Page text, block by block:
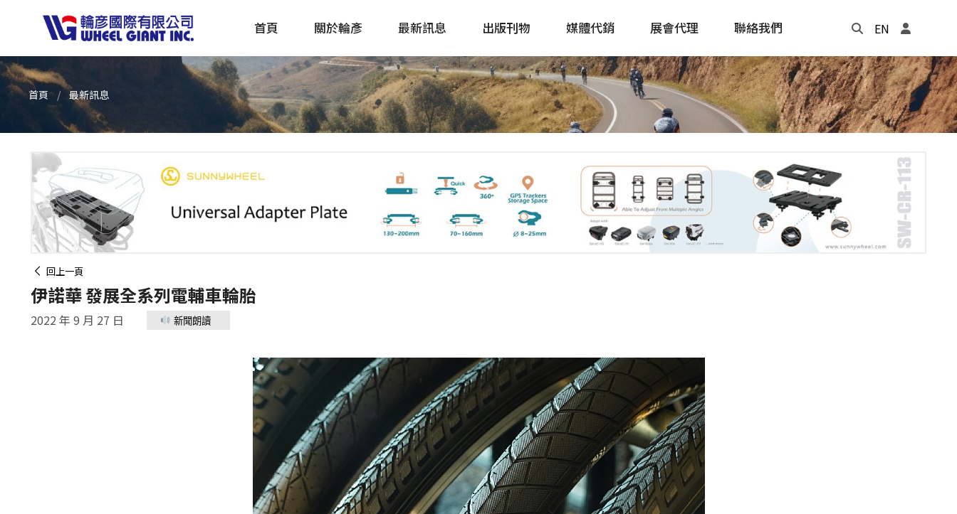
首頁 關於輪彥 最新訊息 出版刊物
產品採購指南 TBS
自行車&電動車市場快訊
Update
單車誌 Cycling Update
戶外探索 Outside
主題書籍
年度記事本
媒體代銷 展會代理 聯絡我們 EN
首頁 最新訊息
回上一頁
伊諾華 發展全系列電輔車輪胎
2022 年 9 月 27 日 新聞朗讀